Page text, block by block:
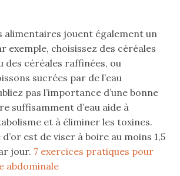
alimentaires jouent également un
exemple, choisissez des céréales
des céréales raffinées, ou
sucrées par de l’eau
pas l’importance d’une bonne
suffisamment d’eau aide à
et à éliminer les toxines.
est de viser à boire au moins 1,5
jour. 7 exercices pratiques pour
abdominale